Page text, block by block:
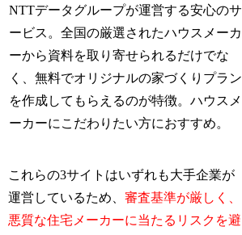
NTTデータグループが運営する安心のサ
ービス。全国の厳選されたハウスメーカ
ーから資料を取り寄せられるだけでな
く、無料でオリジナルの家づくりプラン
を作成してもらえるのが特徴。ハウスメ
ーカーにこだわりたい方におすすめ。
これらの3サイトはいずれも大手企業が
運営しているため、審査基準が厳しく、
悪質な住宅メーカーに当たるリスクを避